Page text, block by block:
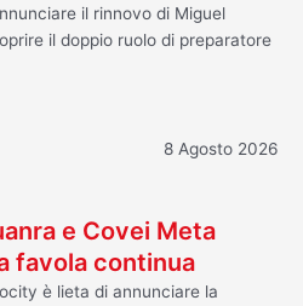
il rinnovo di Miguel
il doppio ruolo di preparatore
8 Agosto 2026
e Covei Meta
favola continua
è lieta di annunciare la